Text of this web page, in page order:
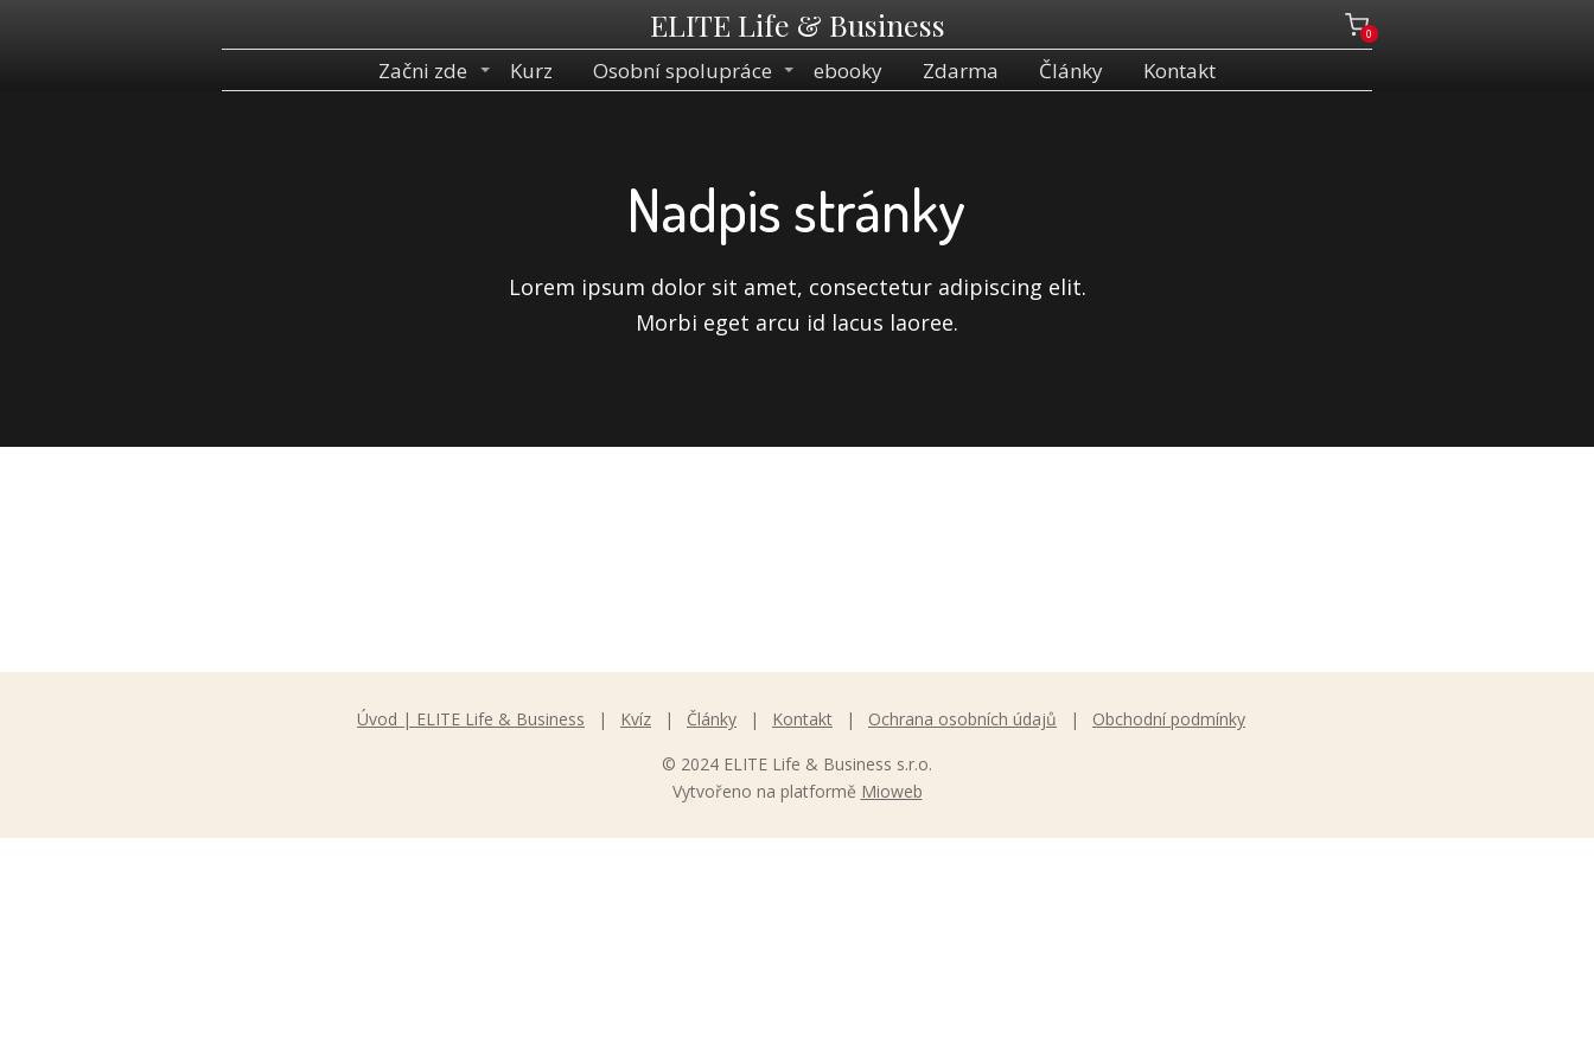
ELITE Life & Business 0
Začni zde Kurz Osobní spolupráce ebooky Zdarma Články Kontakt
Nadpis stránky
Lorem ipsum dolor sit amet, consectetur adipiscing elit.
Morbi eget arcu id lacus laoree.
Úvod | ELITE Life & Business Kvíz Články Kontakt Ochrana osobních údajů
Obchodní podmínky
© 2024 ELITE Life & Business s.r.o.
Vytvořeno na platformě Mioweb